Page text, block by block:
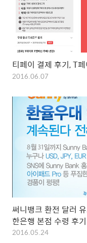
티페이 결제 후기, T
2016.06.07
써니뱅크 환전 달러
한은행 본점 수령 후기
2016.05.24